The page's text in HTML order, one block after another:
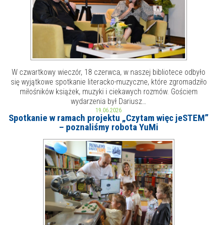
W czwartkowy wieczór, 18 czerwca, w naszej bibliotece odbyło
się wyjątkowe spotkanie literacko-muzyczne, które zgromadziło
miłośników książek, muzyki i ciekawych rozmów. Gościem
wydarzenia był Dariusz…
19.06.2026
Spotkanie w ramach projektu „Czytam więc jeSTEM”
– poznaliśmy robota YuMi